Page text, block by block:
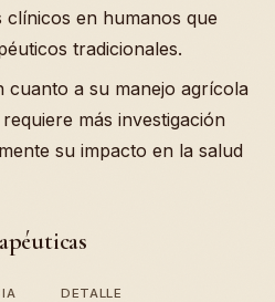
clínicos en humanos que
tradicionales.
cuanto a su manejo agrícola
más investigación
su impacto en la salud
DETALLE